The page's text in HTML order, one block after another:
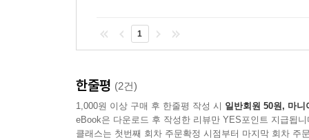
1
한줄평 (2건)
1,000원 이상 구매 후 한줄평 작성 시 일반회원 50원, 마니
eBook은 다운로드 후 작성한 리뷰만 YES포인트 지급됩니
클래스는 첫번째 회차 주문확정 시점부터 마지막 회차 주